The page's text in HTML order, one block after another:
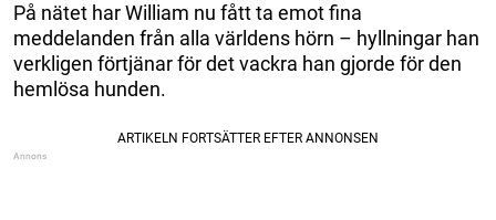
På nätet har William nu fått ta emot fina
meddelanden från alla världens hörn – hyllningar han
verkligen förtjänar för det vackra han gjorde för den
hemlösa hunden.